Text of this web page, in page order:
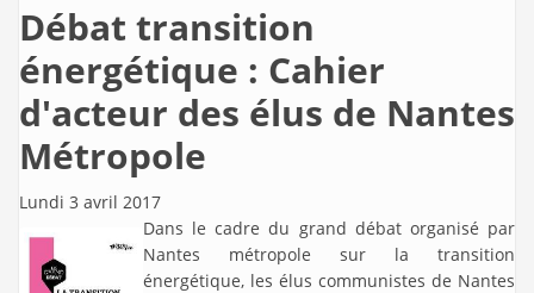
Débat transition
énergétique : Cahier
d'acteur des élus de Nantes
Métropole
Lundi 3 avril 2017
Dans le cadre du grand débat organisé par
Nantes métropole sur la transition
énergétique, les élus communistes de Nantes